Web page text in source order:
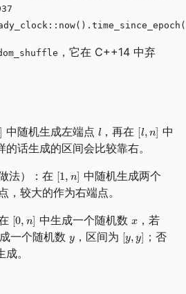
，它在 C++14 中弃
中随机生成左端点 ，再在
中
的话生成的区间会比较靠右。
法）：在
中随机生成两个
，较大的作为右端点。
中生成一个随机数
，若
一个随机数 ，区间为
；否
。